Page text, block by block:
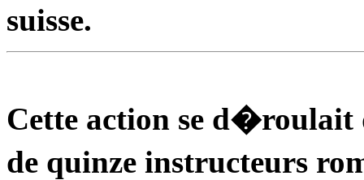
suisse.
Cette action se d�roulait
de quinze instructeurs